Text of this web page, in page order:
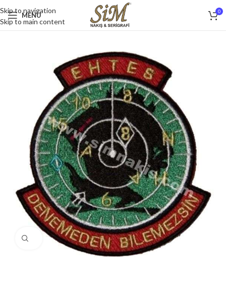
Skip to navigation
Skip to main content
MENU 0
Click to enlarge